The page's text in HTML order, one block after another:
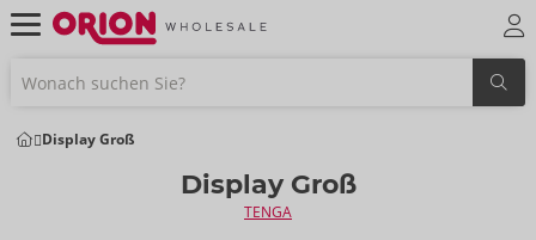
Display Groß
Display Groß
TENGA